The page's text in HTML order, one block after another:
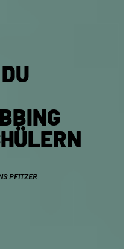
PFITZER